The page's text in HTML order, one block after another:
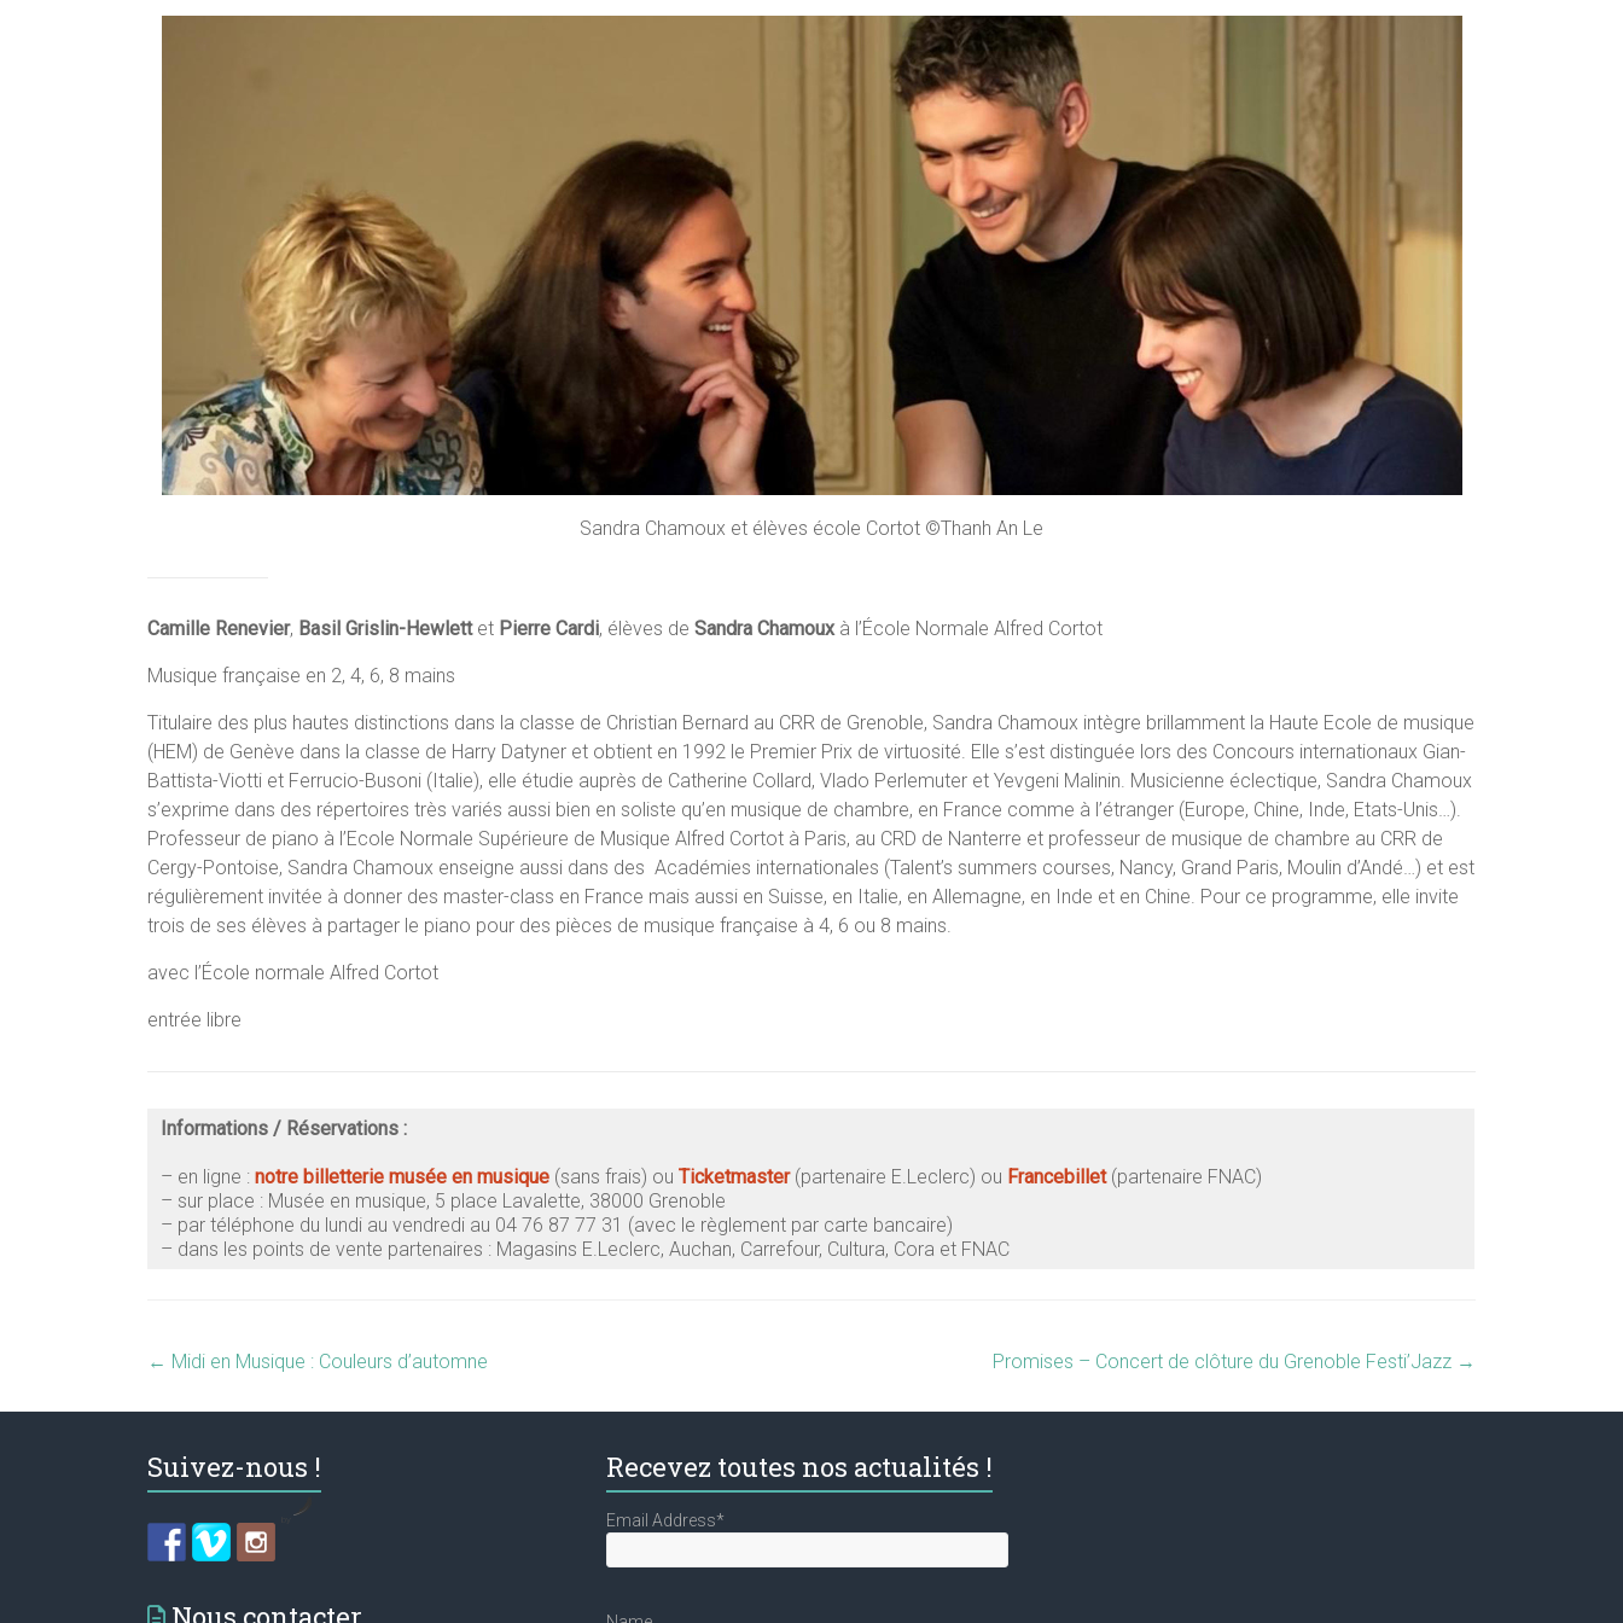
Sandra Chamoux et élèves école Cortot ©Thanh An Le
Camille Renevier, Basil Grislin-Hewlettet Pierre Cardi, élèves de Sandra Chamouxà l’École Normale Alfred Cortot
Musique française en 2, 4, 6, 8 mains
Titulaire des plus hautes distinctions dans la classe de Christian Bernard au CRR de Grenoble, Sandra Chamoux intègre brillamment la Haute Ecole de musique
(HEM) de Genève dans la classe de Harry Datyner et obtient en 1992 le Premier Prix de virtuosité. Elle s’est distinguée lors des Concours internationaux Gian-
Battista-Viotti et Ferrucio-Busoni (Italie), elle étudie auprès de Catherine Collard, Vlado Perlemuter et Yevgeni Malinin. Musicienne éclectique, Sandra Chamoux
s’exprime dans des répertoires très variés aussi bien en soliste qu’en musique de chambre, en France comme à l’étranger (Europe, Chine, Inde, Etats-Unis…).
Professeur de piano à l’Ecole Normale Supérieure de Musique Alfred Cortot à Paris, au CRD de Nanterre et professeur de musique de chambre au CRR de
Cergy-Pontoise, Sandra Chamoux enseigne aussi dans des Académies internationales (Talent’s summers courses, Nancy, Grand Paris, Moulin d’Andé…) et est
régulièrement invitée à donner des master-class en France mais aussi en Suisse, en Italie, en Allemagne, en Inde et en Chine. Pour ce programme, elle invite
trois de ses élèves à partager le piano pour des pièces de musique française à 4, 6 ou 8 mains.
avec l’École normale Alfred Cortot
entrée libre
Informations / Réservations :
– en ligne : notre billetterie musée en musique (sans frais) ou Ticketmaster(partenaire E.Leclerc) ou Francebillet (partenaire FNAC)
– sur place : Musée en musique, 5 place Lavalette, 38000 Grenoble
– par téléphone du lundi au vendredi au 04 76 87 77 31 (avec le règlement par carte bancaire)
– dans les points de vente partenaires : Magasins E.Leclerc, Auchan, Carrefour, Cultura, Cora et FNAC
← Midi en Musique : Couleurs d’automne Promises – Concert de clôture du Grenoble Festi’Jazz →
Suivez-nous ! Recevez toutes nos actualités !
Email Address*